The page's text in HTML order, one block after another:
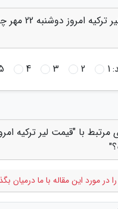
به "قیمت لیر
1
2
3
4
در مورد این مقاله با ما درمیان